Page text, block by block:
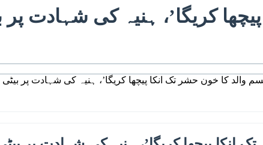
والد کا خون حشر تک انکا پیچھا کریگا’، ہنیہ کی شہادت پر بیٹی